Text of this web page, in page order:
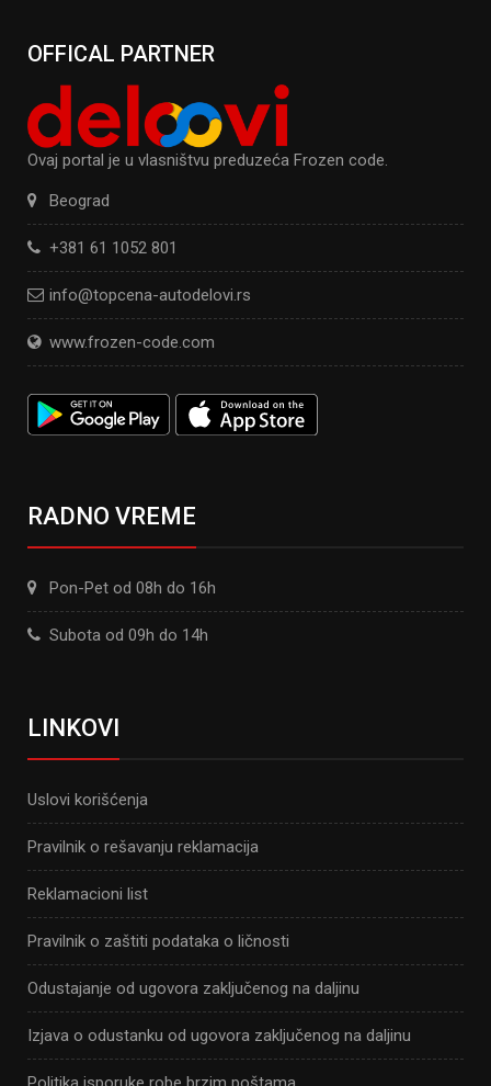
OFFICAL PARTNER
Ovaj portal je u vlasništvu preduzeća Frozen code.
Beograd
+381 61 1052 801
info@topcena-autodelovi.rs
www.frozen-code.com
RADNO VREME
Pon-Pet od 08h do 16h
Subota od 09h do 14h
LINKOVI
Uslovi korišćenja
Pravilnik o rešavanju reklamacija
Reklamacioni list
Pravilnik o zaštiti podataka o ličnosti
Odustajanje od ugovora zaključenog na daljinu
Izjava o odustanku od ugovora zaključenog na daljinu